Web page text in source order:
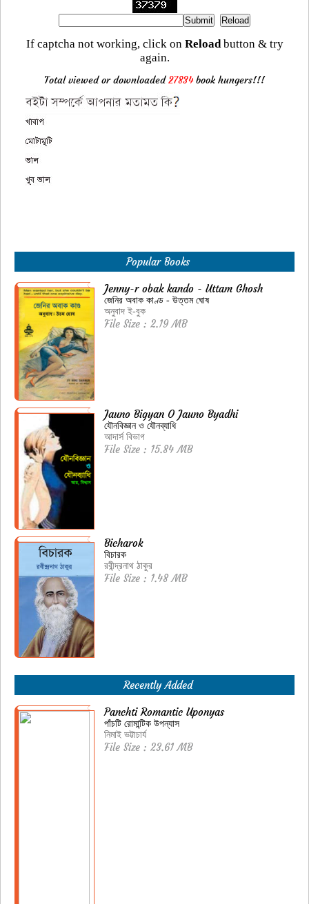
If captcha not working, click on Reloadbutton & try
again.
Total viewed or downloaded27834book hungers!!!
Popular Books
Jenny-r obak kando - Uttam Ghosh
জেনির অবাক কাণ্ড - উত্তম ঘোষ
অনুবাদ ই-বুক
File Size : 2.19 MB
Jauno Bigyan O Jauno Byadhi
যৌনবিজ্ঞান ও যৌনব্যাধি
আদার্স বিভাগ
File Size : 15.84 MB
Bicharok
বিচারক
রবীন্দ্রনাথ ঠাকুর
File Size : 1.48 MB
Recently Added
Panchti Romantic Uponyas
পাঁচটি রোমান্টিক উপন্যাস
নিমাই ভট্টাচার্য
File Size : 23.61 MB